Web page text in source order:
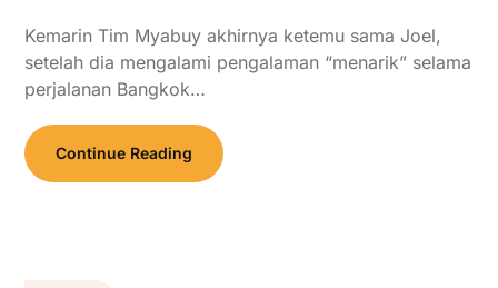
Kemarin Tim Myabuy akhirnya ketemu sama Joel,
setelah dia mengalami pengalaman “menarik” selama
perjalanan Bangkok…
Continue Reading